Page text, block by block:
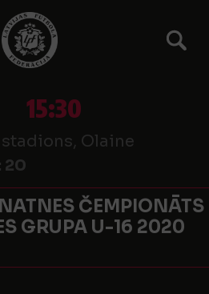
15:30
Olaine
20
ČEMPIONĀTS
GRUPA U-16 2020